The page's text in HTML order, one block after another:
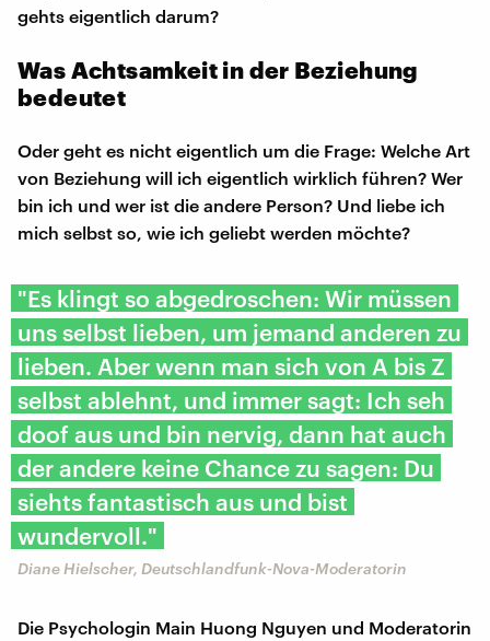
gehts eigentlich darum?
Was Achtsamkeit in der Beziehung
bedeutet
Oder geht es nicht eigentlich um die Frage: Welche Art
von Beziehung will ich eigentlich wirklich führen? Wer
bin ich und wer ist die andere Person? Und liebe ich
mich selbst so, wie ich geliebt werden möchte?
"Es klingt so abgedroschen: Wir müssen
uns selbst lieben, um jemand anderen zu
lieben. Aber wenn man sich von A bis Z
selbst ablehnt, und immer sagt: Ich seh
doof aus und bin nervig, dann hat auch
der andere keine Chance zu sagen: Du
siehts fantastisch aus und bist
wundervoll."
Diane Hielscher, Deutschlandfunk-Nova-Moderatorin
Die Psychologin Main Huong Nguyen und Moderatorin